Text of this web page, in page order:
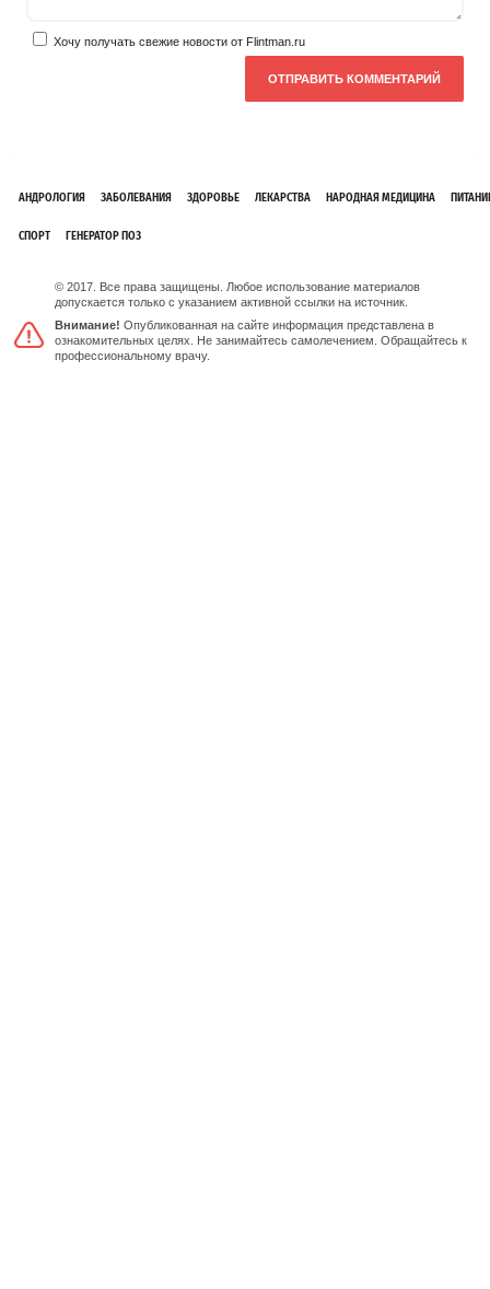
Хочу получать свежие новости от Flintman.ru
АНДРОЛОГИЯ ЗАБОЛЕВАНИЯ ЗДОРОВЬЕ ЛЕКАРСТВА НАРОДНАЯ МЕДИЦИНА
СПОРТ ГЕНЕРАТОР ПОЗ
© 2017. Все права защищены. Любое использование материалов
допускается только с указанием активной ссылки на источник.
Внимание! Опубликованная на сайте информация представлена в
ознакомительных целях. Не занимайтесь самолечением. Обращайтесь к
профессиональному врачу.